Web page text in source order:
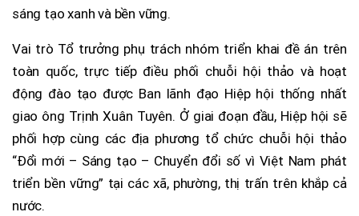
sáng tạo xanh và bền vững.
Vai trò Tổ trưởng phụ trách nhóm triển khai đề án trên
toàn quốc, trực tiếp điều phối chuỗi hội thảo và hoạt
động đào tạo được Ban lãnh đạo Hiệp hội thống nhất
giao ông Trịnh Xuân Tuyên. Ở giai đoạn đầu, Hiệp hội sẽ
phối hợp cùng các địa phương tổ chức chuỗi hội thảo
“Đổi mới – Sáng tạo – Chuyển đổi số vì Việt Nam phát
triển bền vững” tại các xã, phường, thị trấn trên khắp cả
nước.